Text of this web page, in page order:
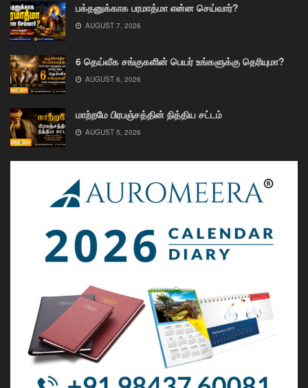
பக்தனுக்காக பரமாத்மா என்ன செய்வார்?
AUGUST 7, 2026
6 தெய்வீக சங்குகளின் பெயர் உங்களுக்கு தெரியுமா?
AUGUST 6, 2026
மாற்றமே பிரபஞ்சத்தின் நித்திய சட்டம்
AUGUST 5, 2026